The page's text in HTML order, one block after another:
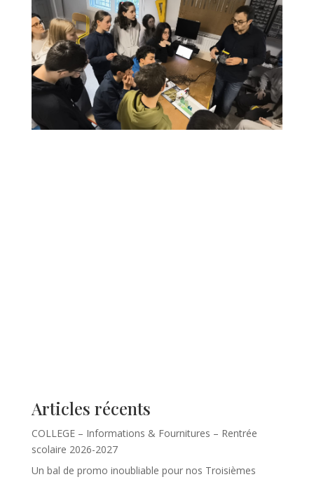
Articles récents
COLLEGE – Informations & Fournitures – Rentrée
scolaire 2026-2027
Un bal de promo inoubliable pour nos Troisièmes